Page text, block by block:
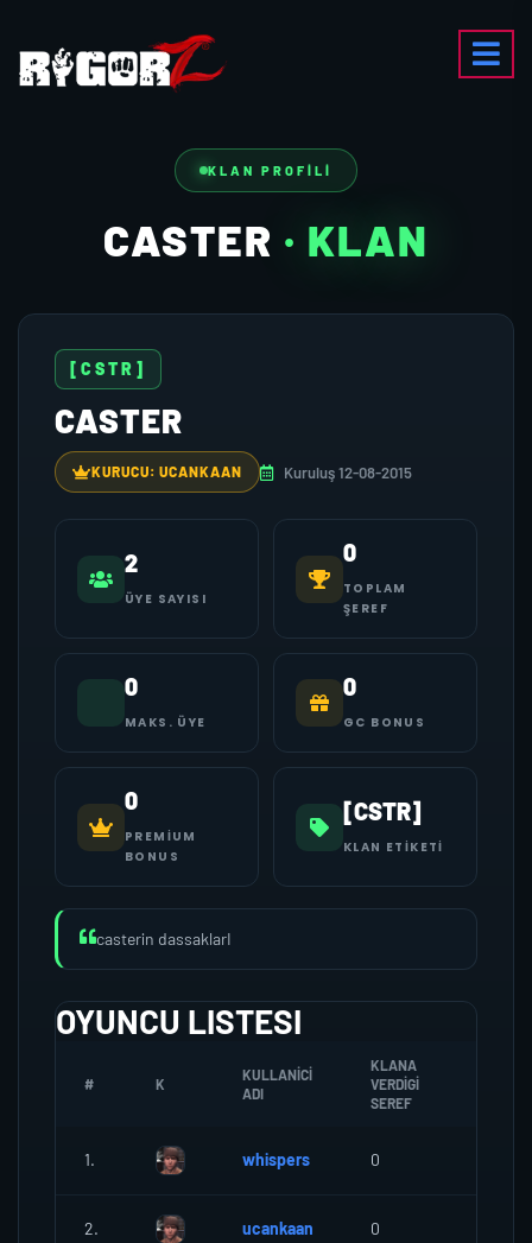
KLAN PROFILI
CASTER · KLAN
[CSTR]
CASTER
KURUCU: UCANKAAN Kuruluş 12-08-2015
2
ÜYE SAYISI
0
TOPLAM
ŞEREF
0
MAKS. ÜYE
0
GC BONUS
0
PREMIUM
BONUS
[CSTR]
KLAN ETIKETI
casterin dassaklarI
OYUNCU LISTESI
# K
KULLANICI
ADI
KLANA
VERDIGI
SEREF
1. whispers 0
2. ucankaan 0